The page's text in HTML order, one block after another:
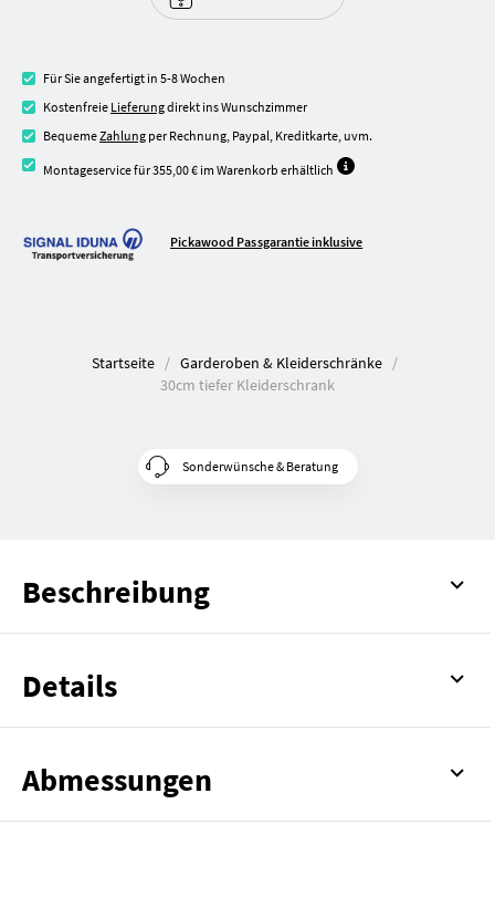
Für Sie angefertigt in 5-8 Wochen
Kostenfreie Lieferungdirekt ins Wunschzimmer
BequemeZahlung per Rechnung, Paypal, Kreditkarte, uvm.
Montageservice für 355,00 € im Warenkorb erhältlich
Pickawood Passgarantie inklusive
Startseite
Garderoben & Kleiderschränke
30cm tiefer Kleiderschrank
Sonderwünsche & Beratung
Beschreibung
Details
Abmessungen